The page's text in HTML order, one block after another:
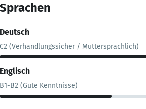
Sprachen
Deutsch
C2 (Verhandlungssicher / Muttersprachlich)
Englisch
B1-B2 (Gute Kenntnisse)